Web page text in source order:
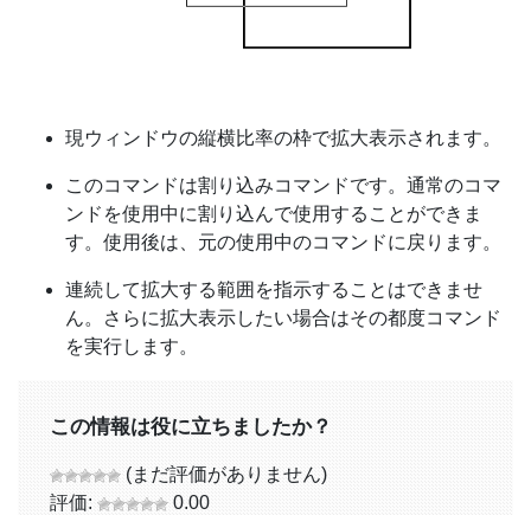
現ウィンドウの縦横比率の枠で拡大表示されます。
このコマンドは割り込みコマンドです。通常のコマ
ンドを使用中に割り込んで使用することができま
す。使用後は、元の使用中のコマンドに戻ります。
連続して拡大する範囲を指示することはできませ
ん。さらに拡大表示したい場合はその都度コマンド
を実行します。
この情報は役に立ちましたか？
(まだ評価がありません)
評価:
0.00